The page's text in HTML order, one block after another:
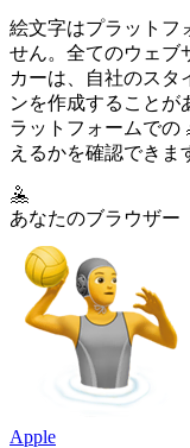
絵文字はプラットフ
せん。全てのウェブ
カーは、自社のスタ
ンを作成することが
ラットフォームでの
えるかを確認できま
🤽
あなたのブラウザー
Apple